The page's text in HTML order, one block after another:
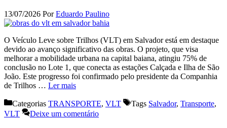
13/07/2026 PorEduardo Paulino
O Veículo Leve sobre Trilhos (VLT) em Salvador está em destaque
devido ao avanço significativo das obras. O projeto, que visa
melhorar a mobilidade urbana na capital baiana, atingiu 75% de
conclusão no Lote 1, que conecta as estações Calçada e Ilha de São
João. Este progresso foi confirmado pelo presidente da Companhia
de Trilhos … Ler mais
Categorias TRANSPORTE, VLT Tags Salvador, Transporte,
VLT
Deixe um comentário